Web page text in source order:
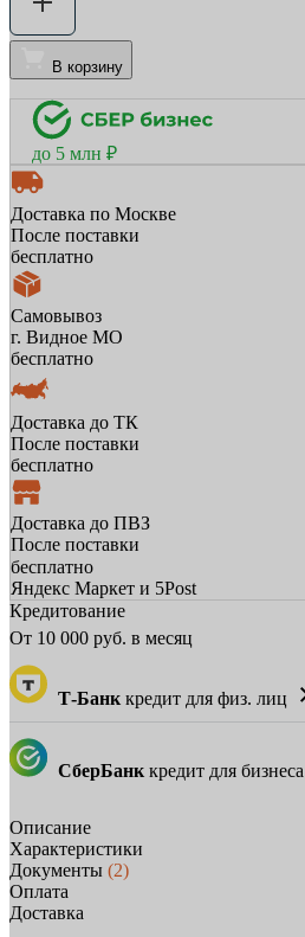
В корзину
до 5 млн ₽
Доставка по Москве
После поставки
бесплатно
Самовывоз
г. Видное МО
бесплатно
Доставка до ТК
После поставки
бесплатно
Доставка до ПВЗ
После поставки
бесплатно
Яндекс Маркет и 5Post
Кредитование
От 10 000 руб. в месяц
Т-Банк кредит для физ. лиц
СберБанк кредит для бизнеса
Описание
Характеристики
Документы (2)
Оплата
Доставка